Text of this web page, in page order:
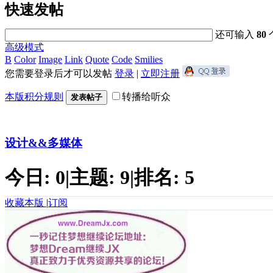
快速发帖
还可输入80
高级模式
B Color Image Link Quote Code Smilies
您需要登录后才可以发帖 登录 | 立即注册
本版积分规则 发表帖子 转播给听众
设计&&多媒体
今日: 0|主题: 9|排名: 5
收藏本版 |订阅